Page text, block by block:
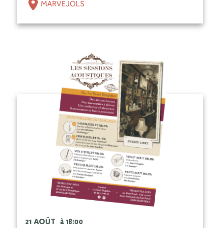
MARVEJOLS
21 AOÛT à 18:00